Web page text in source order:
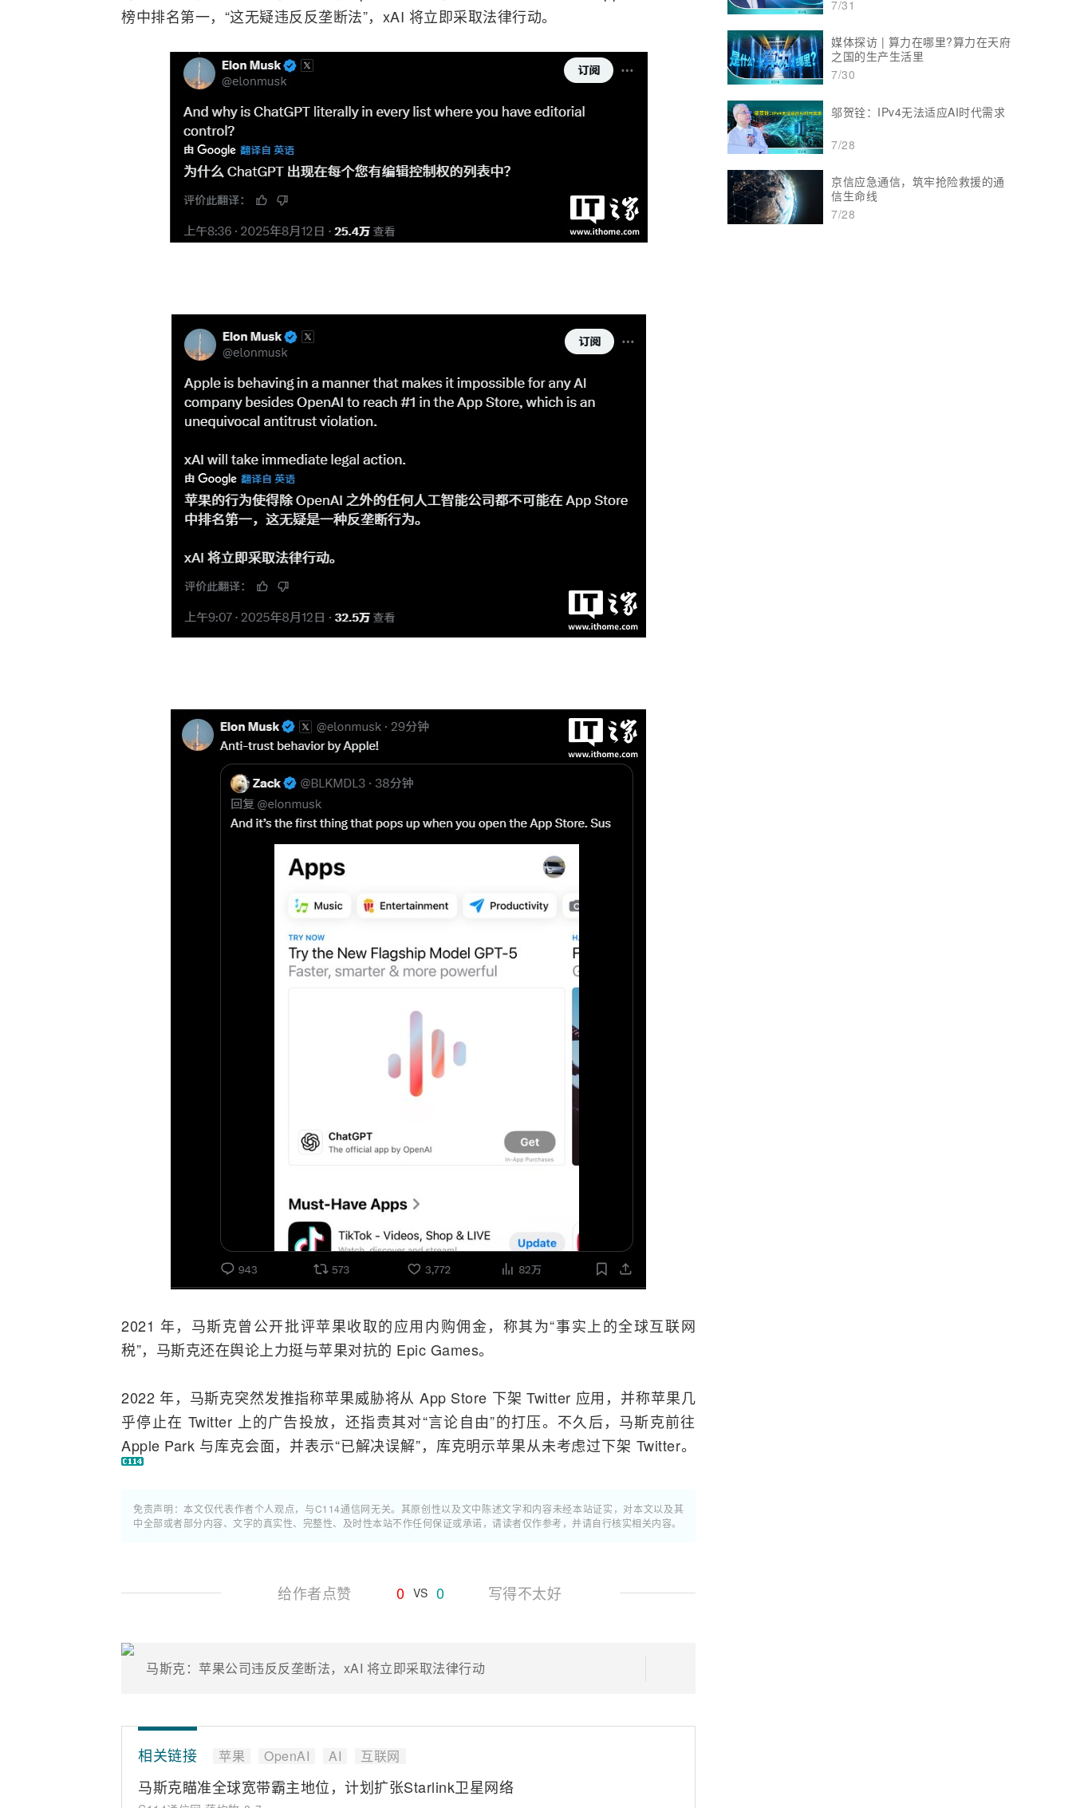
榜中排名第一，“这无疑违反反垄断法”，xAI 将立即采取法律行动。
2021 年，马斯克曾公开批评苹果收取的应用内购佣金，称其为“事实上的全球互联网
税”，马斯克还在舆论上力挺与苹果对抗的 Epic Games。
2022 年，马斯克突然发推指称苹果威胁将从 App Store 下架 Twitter 应用，并称苹果几
乎停止在 Twitter 上的广告投放，还指责其对“言论自由”的打压。不久后，马斯克前往
Apple Park 与库克会面，并表示“已解决误解”，库克明示苹果从未考虑过下架 Twitter。
免责声明：本文仅代表作者个人观点，与C114通信网无关。其原创性以及文中陈述文字和内容未经本站证实，对本文以及其
中全部或者部分内容、文字的真实性、完整性、及时性本站不作任何保证或承诺，请读者仅作参考，并请自行核实相关内容。
给作者点赞 0 VS 0 写得不太好
马斯克：苹果公司违反反垄断法，xAI 将立即采取法律行动
相关链接 苹果 OpenAI AI 互联网
马斯克瞄准全球宽带霸主地位，计划扩张Starlink卫星网络
7/31
媒体探访 | 算力在哪里?算力在天府
之国的生产生活里
7/30
邬贺铨：IPv4无法适应AI时代需求
7/28
京信应急通信，筑牢抢险救援的通
信生命线
7/28